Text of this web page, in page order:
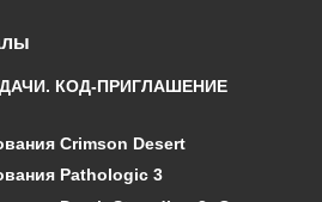
КОД-ПРИГЛАШЕНИЕ
Crimson Desert
Pathologic 3